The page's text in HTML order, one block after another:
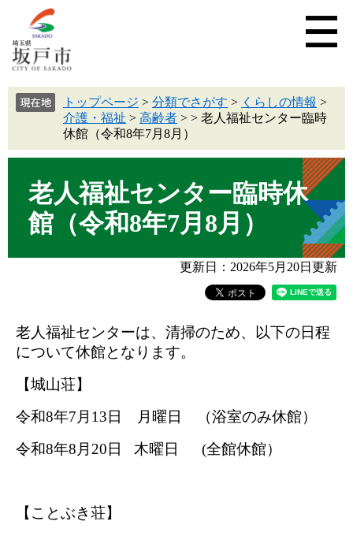
トップページ > 分類でさがす > くらしの情報 >
介護・福祉 > 高齢者 > > 老人福祉センター臨時
休館（令和8年7月8月）
老人福祉センター臨時休
館（令和8年7月8月）
更新日：2026年5月20日更新
老人福祉センターは、清掃のため、以下の日程
について休館となります。
【城山荘】
令和8年7月13日 月曜日 （浴室のみ休館）
令和8年8月20日 木曜日 (全館休館）
【ことぶき荘】